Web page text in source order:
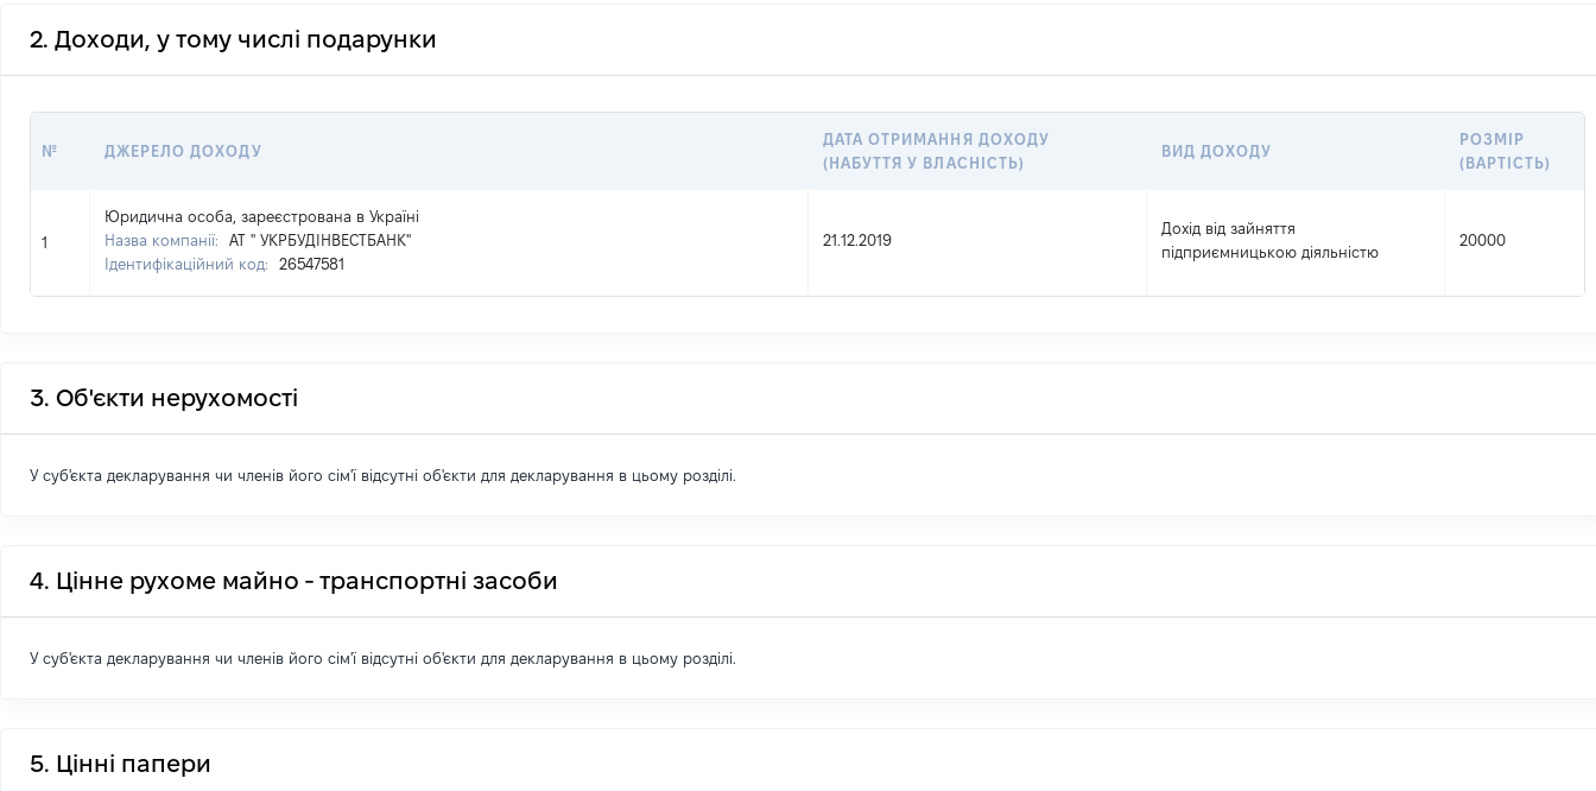
2. Доходи, у тому числі подарунки
№ ДЖЕРЕЛО ДОХОДУ
ДАТА ОТРИМАННЯ ДОХОДУ
(НАБУТТЯ У ВЛАСНІСТЬ)
ВИД ДОХОДУ
РОЗМІР
(ВАРТІСТЬ)
1
Юридична особа, зареєстрована в Україні
Назва компанії:
АТ " УКРБУДІНВЕСТБАНК"
Ідентифікаційний код:
26547581
21.12.2019
Дохід від зайняття
підприємницькою діяльністю
20000
3. Об'єкти нерухомості
У суб'єкта декларування чи членів його сім'ї відсутні об'єкти для декларування в цьому розділі.
4. Цінне рухоме майно - транспортні засоби
У суб'єкта декларування чи членів його сім'ї відсутні об'єкти для декларування в цьому розділі.
5. Цінні папери